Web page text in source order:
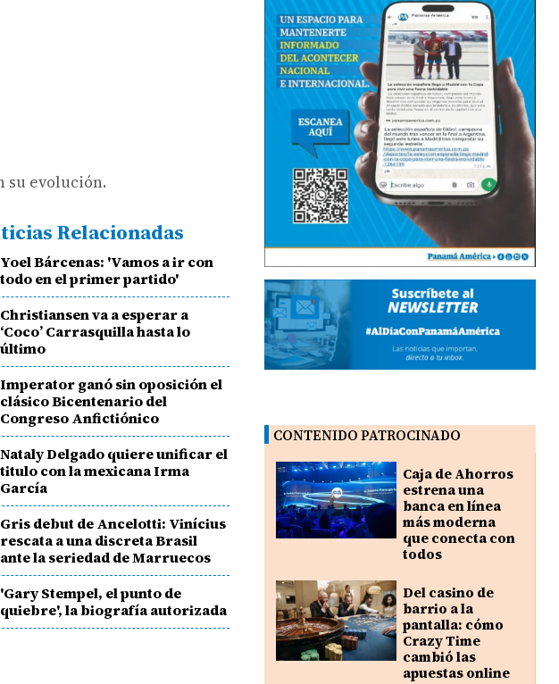
su evolución.
Relacionadas
Yoel Bárcenas: 'Vamos a ir con
todo en el primer partido'
Christiansen va a esperar a
‘Coco’ Carrasquilla hasta lo
último
Imperator ganó sin oposición el
clásico Bicentenario del
Congreso Anfictiónico
Nataly Delgado quiere unificar el
titulo con la mexicana Irma
García
Gris debut de Ancelotti: Vinícius
rescata a una discreta Brasil
ante la seriedad de Marruecos
'Gary Stempel, el punto de
quiebre', la biografía autorizada
CONTENIDO PATROCINADO
Caja de Ahorros
estrena una
banca en línea
más moderna
que conecta con
todos
Del casino de
barrio a la
pantalla: cómo
Crazy Time
cambió las
apuestas online